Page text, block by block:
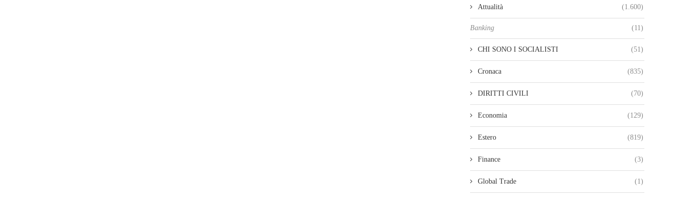
Attualità (1.600)
Banking (11)
CHI SONO I SOCIALISTI (51)
Cronaca (835)
DIRITTI CIVILI (70)
Economia (129)
Estero (819)
Finance (3)
Global Trade (1)